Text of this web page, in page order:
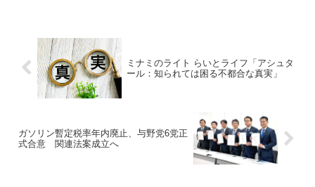
ミナミのライト らいとライフ「アシュタ
ール：知られては困る不都合な真実」
ガソリン暫定税率年内廃止、与野党6党正
式合意 関連法案成立へ